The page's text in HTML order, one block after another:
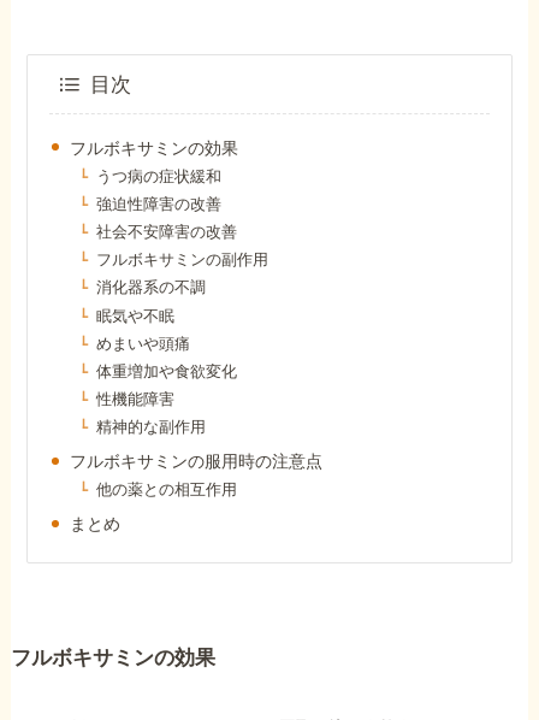
受給事例
Q&A・相談事例
障害年金コラム
お知らせ
事務所について
お客様からの感謝のお手紙
目次
フルボキサミンの効果
うつ病の症状緩和
強迫性障害の改善
社会不安障害の改善
フルボキサミンの副作用
消化器系の不調
眠気や不眠
めまいや頭痛
体重増加や食欲変化
性機能障害
精神的な副作用
フルボキサミンの服用時の注意点
他の薬との相互作用
まとめ
フルボキサミンの効果